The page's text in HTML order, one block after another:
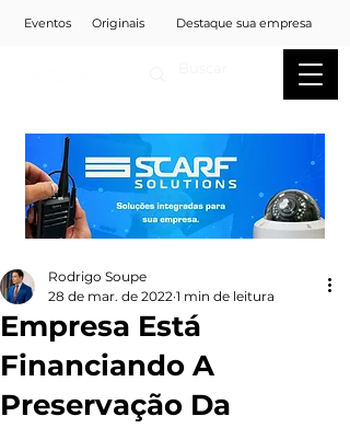
Eventos Originais Destaque sua empresa
Empresa Está
Financiando A
Preservação Da
Rodrigo Soupe
28 de mar. de 2022 1 min de leitura